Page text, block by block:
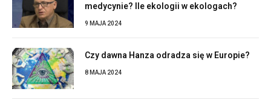
medycynie? Ile ekologii w ekologach?
9 MAJA 2024
Czy dawna Hanza odradza się w Europie?
8 MAJA 2024